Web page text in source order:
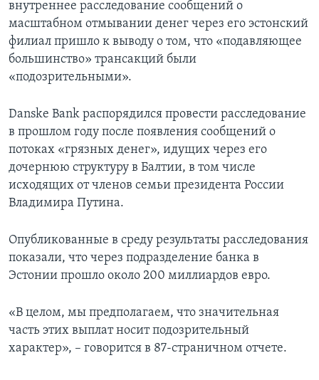
внутреннее расследование сообщений о
масштабном отмывании денег через его эстонский
филиал пришло к выводу о том, что «подавляющее
большинство» трансакций были
«подозрительными».
Danske Bank распорядился провести расследование
в прошлом году после появления сообщений о
потоках «грязных денег», идущих через его
дочернюю структуру в Балтии, в том числе
исходящих от членов семьи президента России
Владимира Путина.
Опубликованные в среду результаты расследования
показали, что через подразделение банка в
Эстонии прошло около 200 миллиардов евро.
«В целом, мы предполагаем, что значительная
часть этих выплат носит подозрительный
характер», – говорится в 87-страничном отчете.